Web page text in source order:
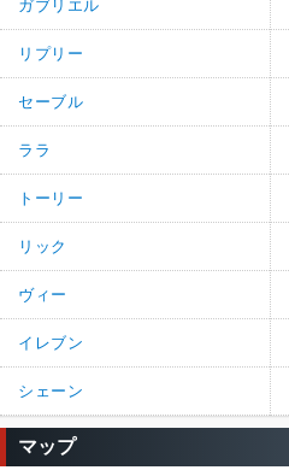
ガブリエル
リプリー
セーブル
ララ
トーリー
リック
ヴィー
イレブン
シェーン
マップ